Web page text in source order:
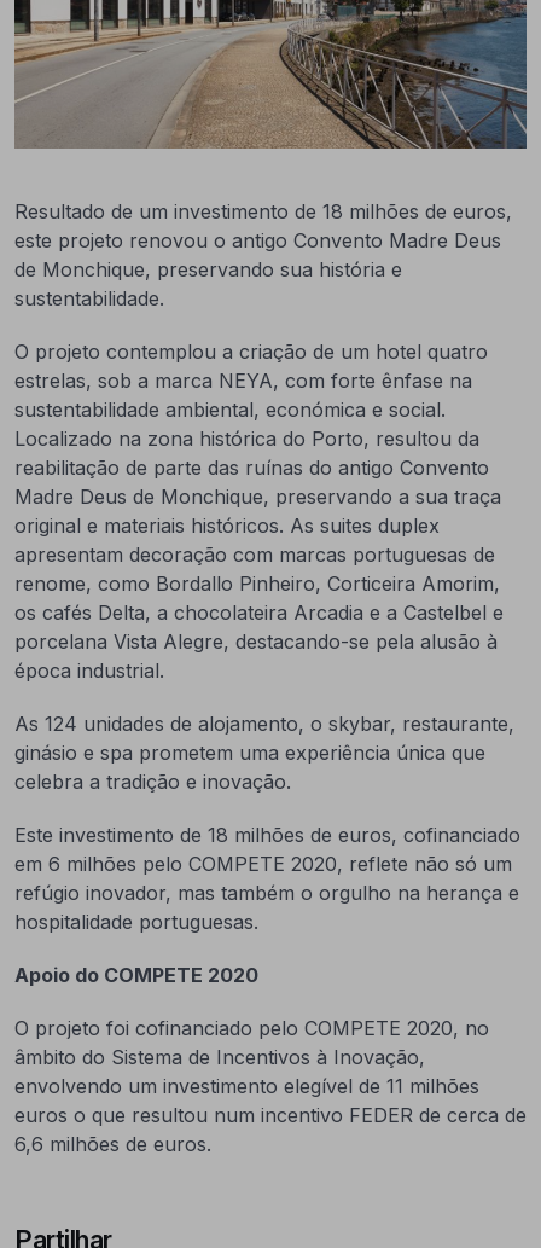
Resultado de um investimento de 18 milhões de euros,
este projeto renovou o antigo Convento Madre Deus
de Monchique, preservando sua história e
sustentabilidade.
O projeto contemplou a criação de um hotel quatro
estrelas, sob a marca NEYA, com forte ênfase na
sustentabilidade ambiental, económica e social.
Localizado na zona histórica do Porto, resultou da
reabilitação de parte das ruínas do antigo Convento
Madre Deus de Monchique, preservando a sua traça
original e materiais históricos. As suites duplex
apresentam decoração com marcas portuguesas de
renome, como Bordallo Pinheiro, Corticeira Amorim,
os cafés Delta, a chocolateira Arcadia e a Castelbel e
porcelana Vista Alegre, destacando-se pela alusão à
época industrial.
As 124 unidades de alojamento, o skybar, restaurante,
ginásio e spa prometem uma experiência única que
celebra a tradição e inovação.
Este investimento de 18 milhões de euros, cofinanciado
em 6 milhões pelo COMPETE 2020, reflete não só um
refúgio inovador, mas também o orgulho na herança e
hospitalidade portuguesas.
Apoio do COMPETE 2020
O projeto foi cofinanciado pelo COMPETE 2020, no
âmbito do Sistema de Incentivos à Inovação,
envolvendo um investimento elegível de 11 milhões
euros o que resultou num incentivo FEDER de cerca de
6,6 milhões de euros.
Partilhar